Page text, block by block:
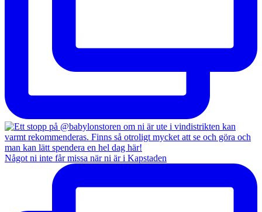
Något ni inte får missa när ni är i Kapstaden